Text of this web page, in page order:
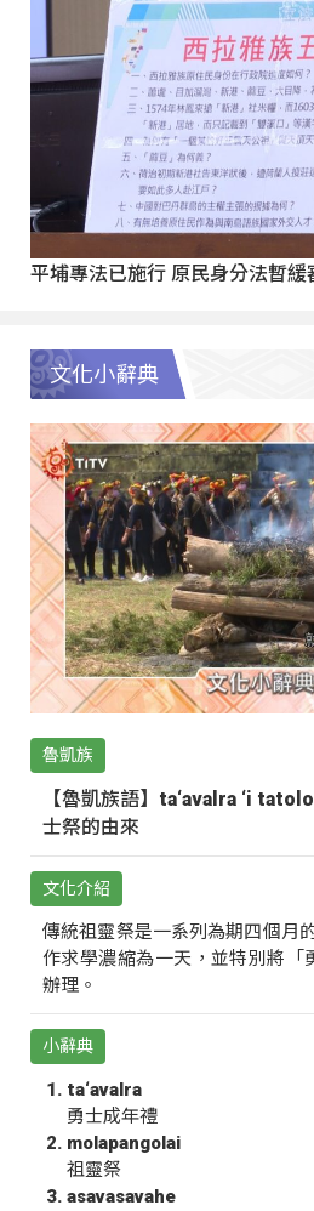
平埔專法已施行 原民身分法暫緩
文化小辭典
魯凱族
【魯凱族語】ta‘avalra ‘i
士祭的由來
文化介紹
傳統祖靈祭是一系列為期四個月
作求學濃縮為一天，並特別將「
辦理。
小辭典
ta‘avalra
勇士成年禮
molapangolai
祖靈祭
asavasavahe